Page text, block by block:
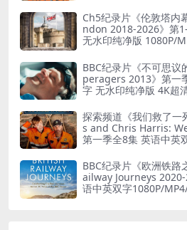
Ch5纪录片《伦敦塔
ndon 2018-2026》第
无水印纯净版 1080P/
BBC纪录片《不可思
peragers 2013》第一
字 无水印纯净版 4K超
探索频道《我们救了
s and Chris Harris:
第一季全8集 英语中英
BBC纪录片《欧洲铁
ailway Journeys
语中英双字1080P/